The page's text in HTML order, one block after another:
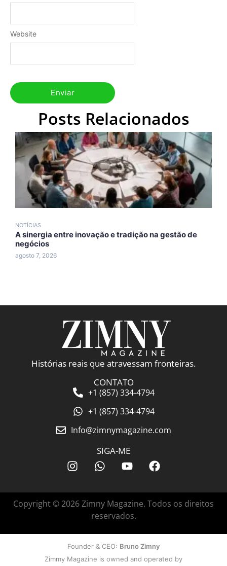
Website
Posts Relacionados
NOTÍCIAS
A sinergia entre inovação e tradição na gestão de
negócios
agosto 7, 2026
Histórias reais que atravessam fronteiras.
CONTATO
+1 (857) 334-4794
+1 (857) 334-4794
Info@zimnymagazine.com
SIGA-ME
Copyright © 2026 Zimny Magazine. Todos os direitos
reservados.
Founder & CEO: Bruno Zimny
Zimmy Magazine is owned and operated by